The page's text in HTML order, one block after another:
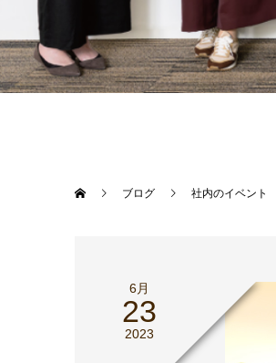
ブログ 社内のイベント
6月
23
2023